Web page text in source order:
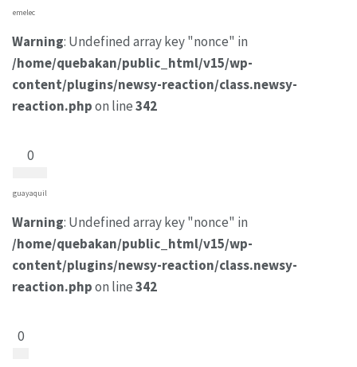
emelec
Warning: Undefined array key "nonce" in
/home/quebakan/public_html/v15/wp-
content/plugins/newsy-reaction/class.newsy-
reaction.phpon line342
0
guayaquil
Warning: Undefined array key "nonce" in
/home/quebakan/public_html/v15/wp-
content/plugins/newsy-reaction/class.newsy-
reaction.phpon line342
0